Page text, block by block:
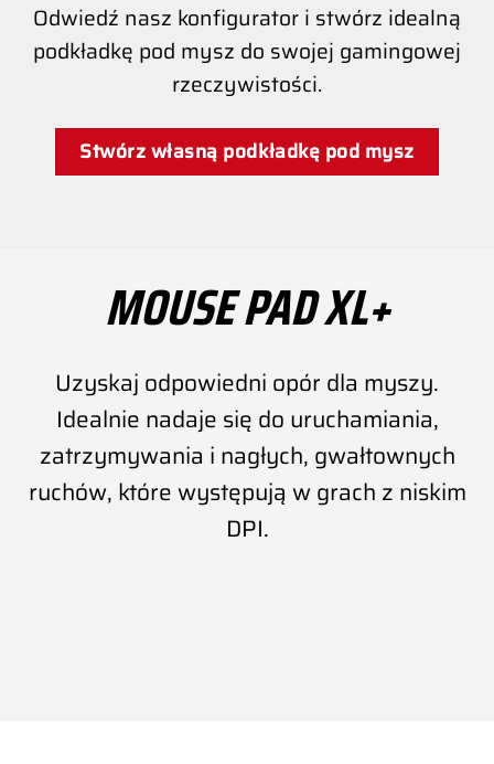
Odwiedź nasz konfigurator i stwórz idealną
podkładkę pod mysz do swojej gamingowej
rzeczywistości.
Stwórz własną podkładkę pod mysz
MOUSE PAD XL+
Uzyskaj odpowiedni opór dla myszy.
Idealnie nadaje się do uruchamiania,
zatrzymywania i nagłych, gwałtownych
ruchów, które występują w grach z niskim
DPI.